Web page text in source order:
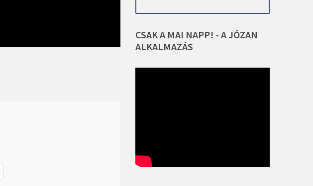
CSAKA MAI NAPP! - A JÓZAN
ALKALMAZÁS